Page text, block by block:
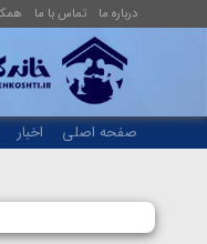
درباره ما تماس با ما
صفحه اصلی اخبار